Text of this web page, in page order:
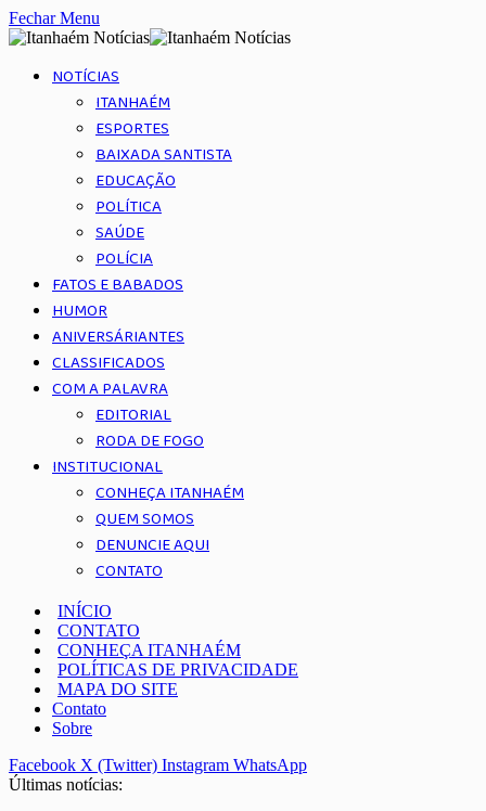
Fechar Menu
NOTÍCIAS
ITANHAÉM
ESPORTES
BAIXADA SANTISTA
EDUCAÇÃO
POLÍTICA
SAÚDE
POLÍCIA
FATOS E BABADOS
HUMOR
ANIVERSÁRIANTES
CLASSIFICADOS
COM A PALAVRA
EDITORIAL
RODA DE FOGO
INSTITUCIONAL
CONHEÇA ITANHAÉM
QUEM SOMOS
DENUNCIE AQUI
CONTATO
INÍCIO
CONTATO
CONHEÇA ITANHAÉM
POLÍTICAS DE PRIVACIDADE
MAPA DO SITE
Contato
Sobre
Facebook X (Twitter) Instagram WhatsApp
Últimas notícias: